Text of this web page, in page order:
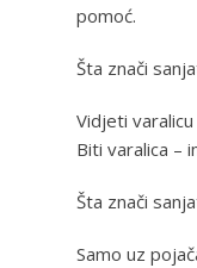
pomoć.
Šta znači
Vidjeti
Biti varalica –
Šta znači
Samo uz